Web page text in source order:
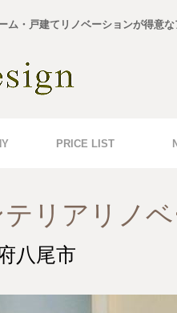
ム・戸建てリノベーションが得意
リアリノ
八尾市
PRICE LIST